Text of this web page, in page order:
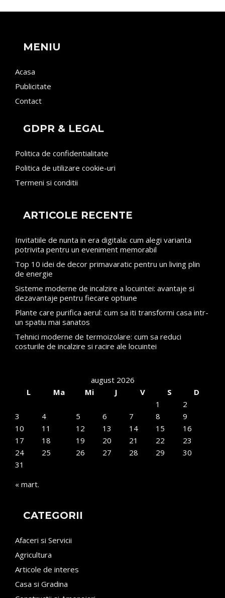
MENIU
Acasa
Publicitate
Contact
GDPR & LEGAL
Politica de confidentialitate
Politica de utilizare cookie-uri
Termeni si conditii
ARTICOLE RECENTE
Invitatiile de nunta in era digitala: cum alegi varianta
potrivita pentru un eveniment memorabil
Top 10 idei de decor primavaratic pentru un living plin
de energie
Sisteme moderne de incalzire a locuintei: avantaje si
dezavantaje pentru fiecare optiune
Plante care purifica aerul: cum sa iti transformi casa intr-
un spatiu mai sanatos
Tehnici moderne de termoizolare: cum sa reduci
costurile de incalzire si racire ale locuintei
august 2026
L
Ma Mi J V S
D
1
2
3
4 5 6 7 8
9
10
11 12 13 14 15
16
17
18 19 20 21 22
23
24
25 26 27 28 29
30
31
« mart.
CATEGORII
Afaceri si Servicii
Agricultura
Articole de interes
Casa si Gradina